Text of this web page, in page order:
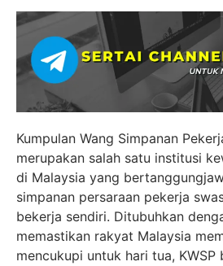
Kumpulan Wang Simpanan
merupakan salah satu institusi
di Malaysia yang
simpanan persaraan pekerja
bekerja sendiri. Ditubuhkan
memastikan rakyat Malaysia
mencukupi untuk hari tua,